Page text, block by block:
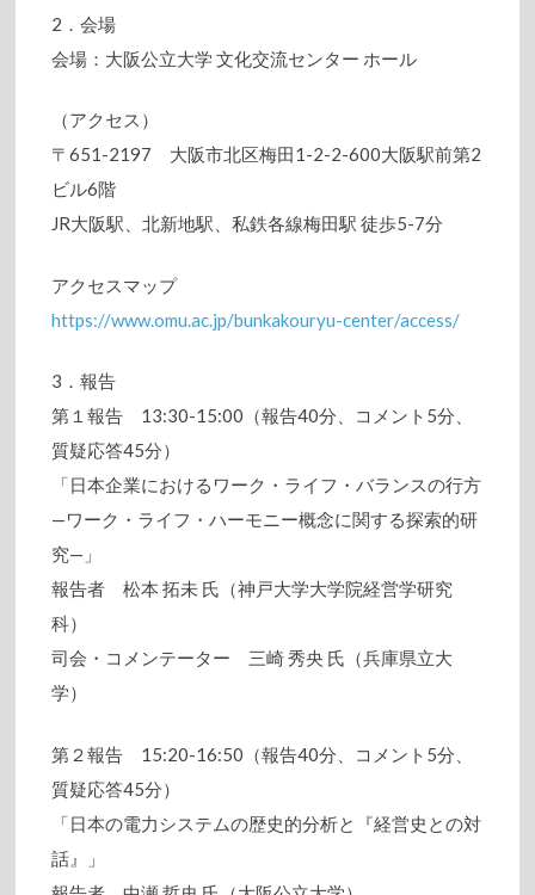
2．会場
会場：大阪公立大学 文化交流センター ホール
（アクセス）
〒651-2197 大阪市北区梅田1-2-2-600大阪駅前第2
ビル6階
JR大阪駅、北新地駅、私鉄各線梅田駅 徒歩5-7分
アクセスマップ
https://www.omu.ac.jp/bunkakouryu-center/access/
3．報告
第１報告 13:30-15:00（報告40分、コメント5分、
質疑応答45分）
「日本企業におけるワーク・ライフ・バランスの行方
—ワーク・ライフ・ハーモニー概念に関する探索的研
究—」
報告者 松本 拓未 氏（神戸大学大学院経営学研究
科）
司会・コメンテーター 三崎 秀央 氏（兵庫県立大
学）
第２報告 15:20-16:50（報告40分、コメント5分、
質疑応答45分）
「日本の電力システムの歴史的分析と『経営史との対
話』」